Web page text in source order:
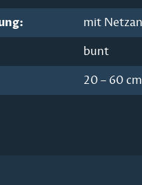
mit
bunt
20 – 60 cm